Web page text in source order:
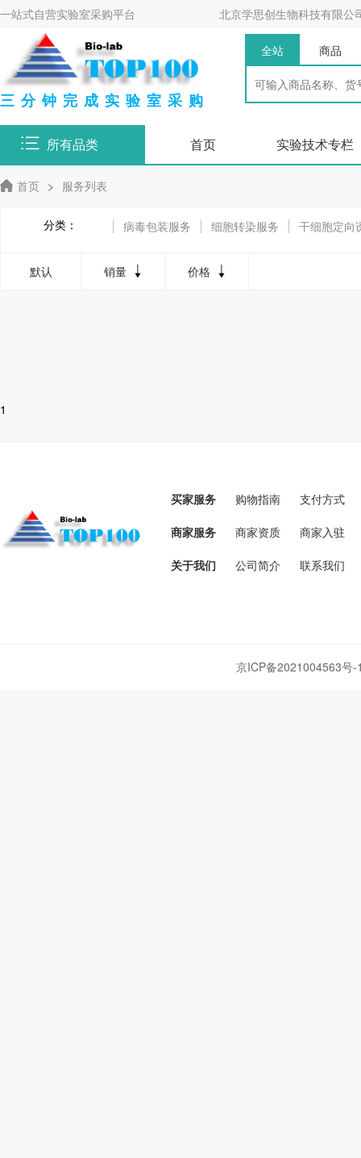
一站式自营实验室采购平台 北京学思创生物科技有限公
三分钟完成实验室采购
全站 商品
所有品类 首页 实验技术专栏
首页 > 服务列表
分类： 病毒包装服务 细胞转染服务
干细胞定向
单细胞分析相关服务
默认 销量 价格
1
买家服务 购物指南 支付方式
商家服务 商家资质 商家入驻
关于我们 公司简介 联系我们
京ICP备2021004563号-